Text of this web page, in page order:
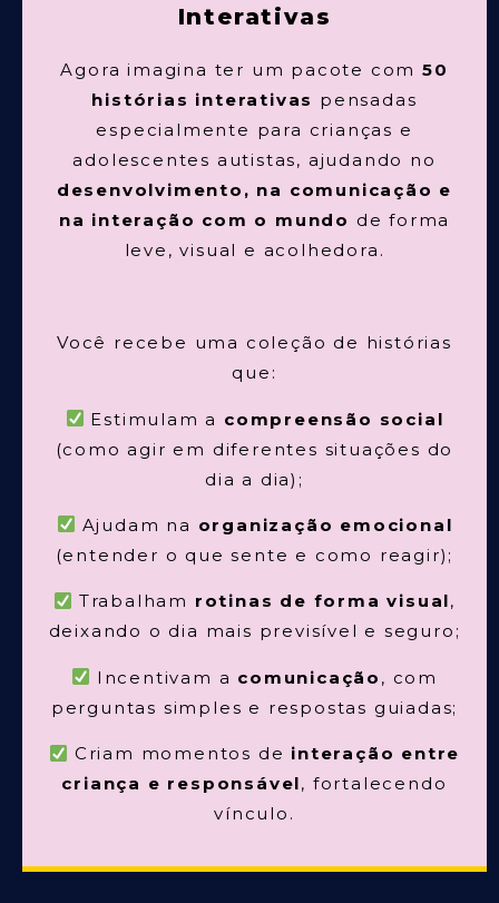
Interativas
Agora imagina ter um pacote com 50
histórias interativas pensadas
especialmente para crianças e
adolescentes autistas, ajudando no
desenvolvimento, na comunicação e
na interação com o mundo de forma
leve, visual e acolhedora.
Você recebe uma coleção de histórias
que:
Estimulam a compreensão social
(como agir em diferentes situações do
dia a dia);
Ajudam na organização emocional
(entender o que sente e como reagir);
Trabalham rotinas de forma visual,
deixando o dia mais previsível e seguro;
Incentivam a comunicação , com
perguntas simples e respostas guiadas;
Criam momentos de interação entre
criança e responsável, fortalecendo
vínculo.